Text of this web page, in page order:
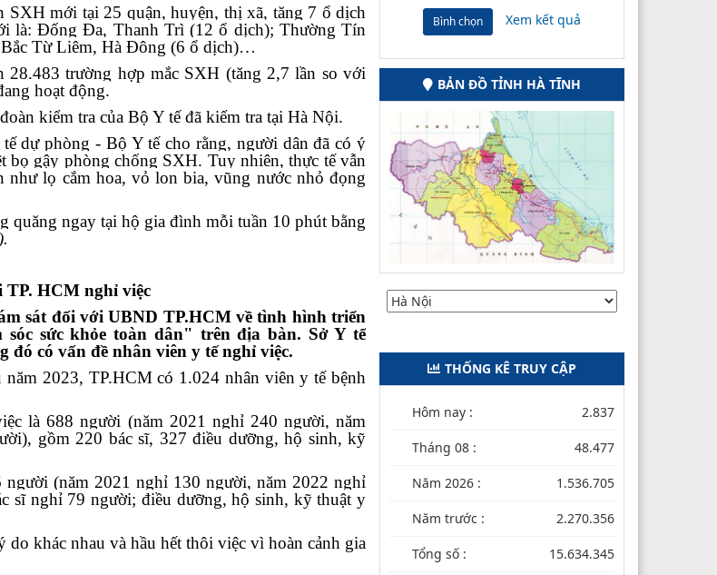
SXH mới tại 25 quận, huyện, thị xã, tăng 7 ổ dịch
là: Đống Đa, Thanh Trì (12 ổ dịch); Thường Tín
Từ Liêm, Hà Đông (6 ổ dịch)…
trường hợp mắc SXH (tăng 2,7 lần so với
hoạt động.
kiểm tra của Bộ Y tế đã kiểm tra tại Hà Nội.
dự phòng - Bộ Y tế cho rằng, người dân đã có ý
gậy phòng chống SXH. Tuy nhiên, thực tế vẫn
lọ cắm hoa, vỏ lon bia, vũng nước nhỏ đọng
quăng ngay tại hộ gia đình mỗi tuần 10 phút bằng
TP. HCM nghỉ việc
sát đối với UBND TP.HCM về tình hình triển
sức khỏe toàn dân" trên địa bàn. Sở Y tế
có vấn đề nhân viên y tế nghỉ việc.
2023, TP.HCM có 1.024 nhân viên y tế bệnh
là 688 người (năm 2021 nghỉ 240 người, năm
gồm 220 bác sĩ, 327 điều dưỡng, hộ sinh, kỹ
(năm 2021 nghỉ 130 người, năm 2022 nghỉ
sĩ nghỉ 79 người; điều dưỡng, hộ sinh, kỹ thuật y
khác nhau và hầu hết thôi việc vì hoàn cảnh gia
Bình chọn Xem kết quả
BẢN ĐỒ TỈNH HÀ TĨNH
THỐNG KÊ TRUY CẬP
Hôm nay : 2.837
Tháng 08 : 48.477
Năm 2026 : 1.536.705
Năm trước : 2.270.356
Tổng số : 15.634.345